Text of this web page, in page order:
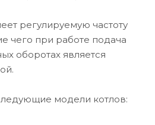
регулируемую частоту
чего при работе подача
оборотах является
модели котлов: